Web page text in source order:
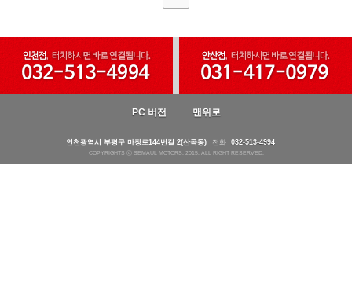
PC 버전 맨위로
인천광역시 부평구 마장로144번길 2(산곡동) 전화 032-513-4994
COPYRIGHTS ⓒ SEMAUL MOTORS. 2015. ALL RIGHT RESERVED.